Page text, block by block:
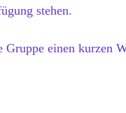
stehen.
einen kurzen